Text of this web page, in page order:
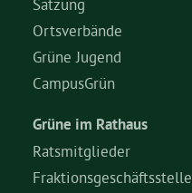
Satzung
Ortsverbände
Grüne Jugend
CampusGrün
Grüne im Rathaus
Ratsmitglieder
Fraktionsgeschäftsstelle